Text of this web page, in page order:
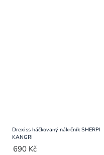
Drexiss háčkovaný nákrčník SHERPI
KANGRI
690 Kč